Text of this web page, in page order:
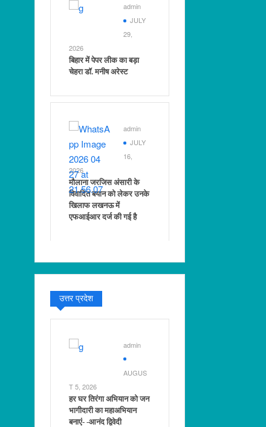
admin
JULY
29,
2026
बिहार में पेपर लीक का बड़ा
चेहरा डॉ. मनीष अरेस्ट
admin
JULY
16,
2026
मौलाना जरजिस अंसारी के
विवादित बयान को लेकर उनके
खिलाफ लखनऊ में
एफआईआर दर्ज की गई है
उत्तर प्रदेश
admin
AUGUS
T 5, 2026
हर घर तिरंगा अभियान को जन
भागीदारी का महाअभियान
बनाएं- -आनंद द्विवेदी